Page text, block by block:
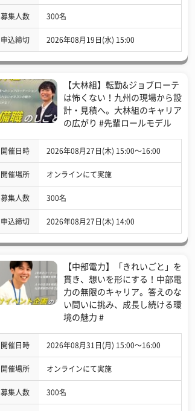
募集人数 300名
申込締切 2026年08月19日(水) 15:00
【大林組】転勤&ジョブローテ
は怖くない！九州の現場から設
計・見積へ。大林組のキャリア
の広がり #先輩ロールモデル
開催日時 2026年08月27日(木) 15:00〜16:00
開催場所 オンラインにて実施
募集人数 300名
申込締切 2026年08月27日(木) 14:00
【中部電力】「きれいごと」を
貫き、想いを形にする！中部電
力の無限のキャリア。答えのな
い問いに挑み、成長し続ける環
境の魅力 #
開催日時 2026年08月31日(月) 15:00〜16:00
開催場所 オンラインにて実施
募集人数 300名